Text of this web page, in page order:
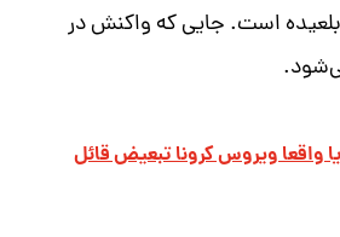
است. جایی که واکنش در
.
واقعا ویروس کرونا تبعیض قائل